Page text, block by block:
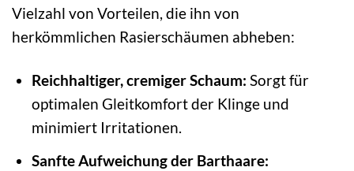
Vielzahl von Vorteilen, die ihn von
herkömmlichen Rasierschäumen abheben:
Reichhaltiger, cremiger Schaum: Sorgt für
optimalen Gleitkomfort der Klinge und
minimiert Irritationen.
Sanfte Aufweichung der Barthaare: